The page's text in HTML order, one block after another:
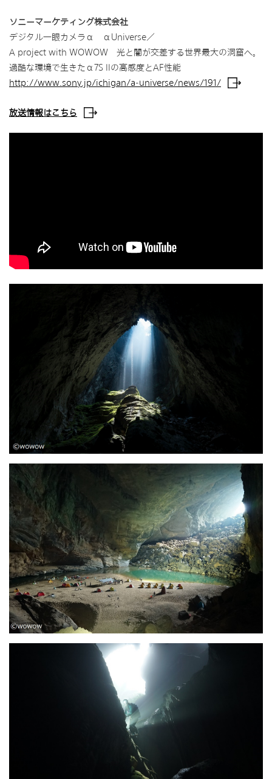
ソニーマーケティング株式会社
デジタル一眼カメラα αUniverse／
A project with WOWOW 光と闇が交差する世界最大の洞窟へ。
過酷な環境で生きたα7S IIの高感度とAF性能
http://www.sony.jp/ichigan/a-universe/news/191/
放送情報はこちら